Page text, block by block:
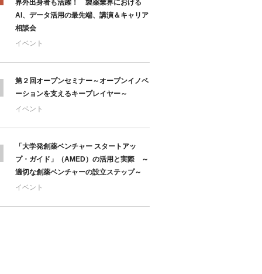
界外出身者も活躍！ 製薬業界における
AI、データ活用の最先端、講演＆キャリア
相談会
イベント
第２回オープンセミナー～オープンイノベ
ーションを支えるキープレイヤー～
イベント
「大学発創薬ベンチャー スタートアッ
プ・ガイド」（AMED）の活用と実際 ～
適切な創薬ベンチャーの設立ステップ～
イベント